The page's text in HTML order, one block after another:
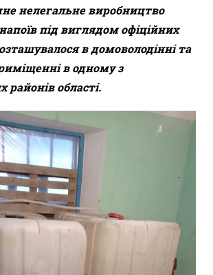
нелегальне виробництво
під виглядом офіційних
в домоволодінні та
в одному з
області.